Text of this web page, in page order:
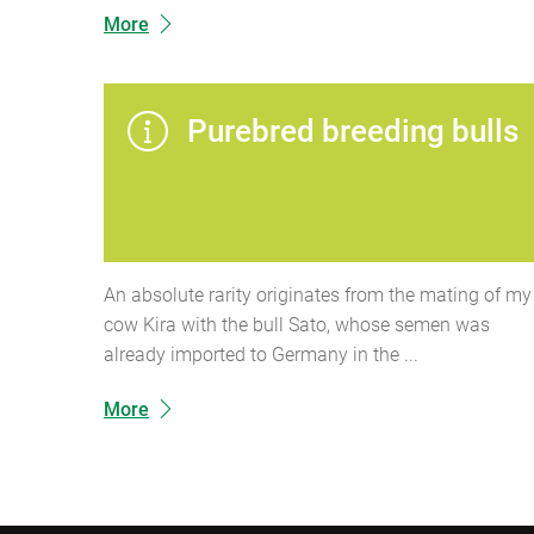
More
Purebred breeding bulls
An absolute rarity originates from the mating of my
cow Kira with the bull Sato, whose semen was
already imported to Germany in the ...
More